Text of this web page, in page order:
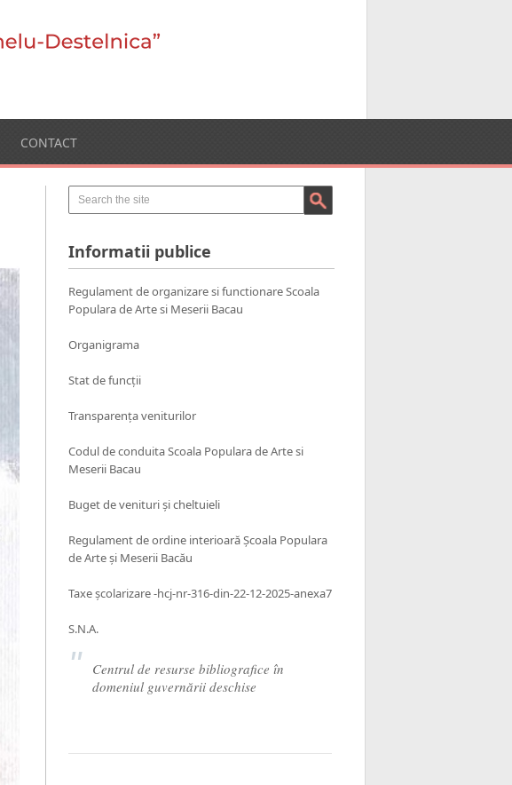
CONTACT
Informatii publice
Regulament de organizare si functionare Scoala
Populara de Arte si Meserii Bacau
Organigrama
Stat de funcții
Transparența veniturilor
Codul de conduita Scoala Populara de Arte si
Meserii Bacau
Buget de venituri și cheltuieli
Regulament de ordine interioară Școala Populara
de Arte și Meserii Bacău
Taxe școlarizare -hcj-nr-316-din-22-12-2025-anexa7
S.N.A.
Centrul de resurse bibliografice în
domeniul guvernării deschise